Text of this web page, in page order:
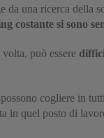
da una ricerca della
costante si sono
può essere
cogliere in
in quel posto di